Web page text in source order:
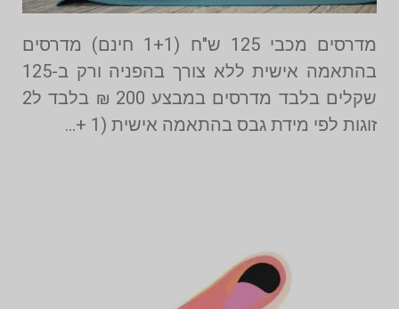
מדרסים מכבי 125 ש"ח (1+1 חינם) מדרסים
בהתאמה אישית ללא צורך בהפניה ורק ב-125
שקלים בלבד מדרסים במבצע 200 ₪ בלבד ל2
זוגות לפי מידת גבס בהתאמה אישית (1 +…